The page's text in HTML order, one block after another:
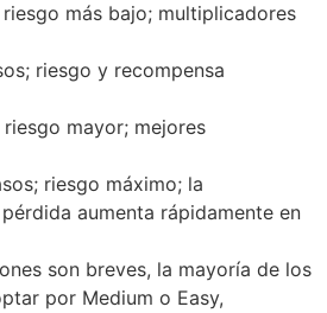
más bajo; multiplicadores
riesgo y recompensa
mayor; mejores
riesgo máximo; la
aumenta rápidamente en
son breves, la mayoría de los
por Medium o Easy,